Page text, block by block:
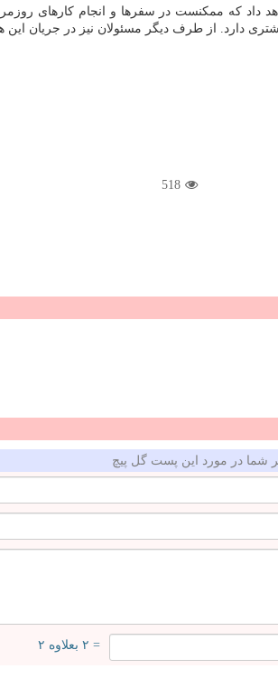
که ممکنست در سفرها و انجام کارهای
دارد. از طرف دیگر مسئولان نیز در جریان این
518
شما در مورد این پست گل پیچ
= ۲ بعلاوه ۲